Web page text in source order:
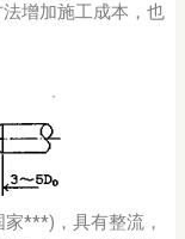
增加施工成本，也
***)，具有整流，